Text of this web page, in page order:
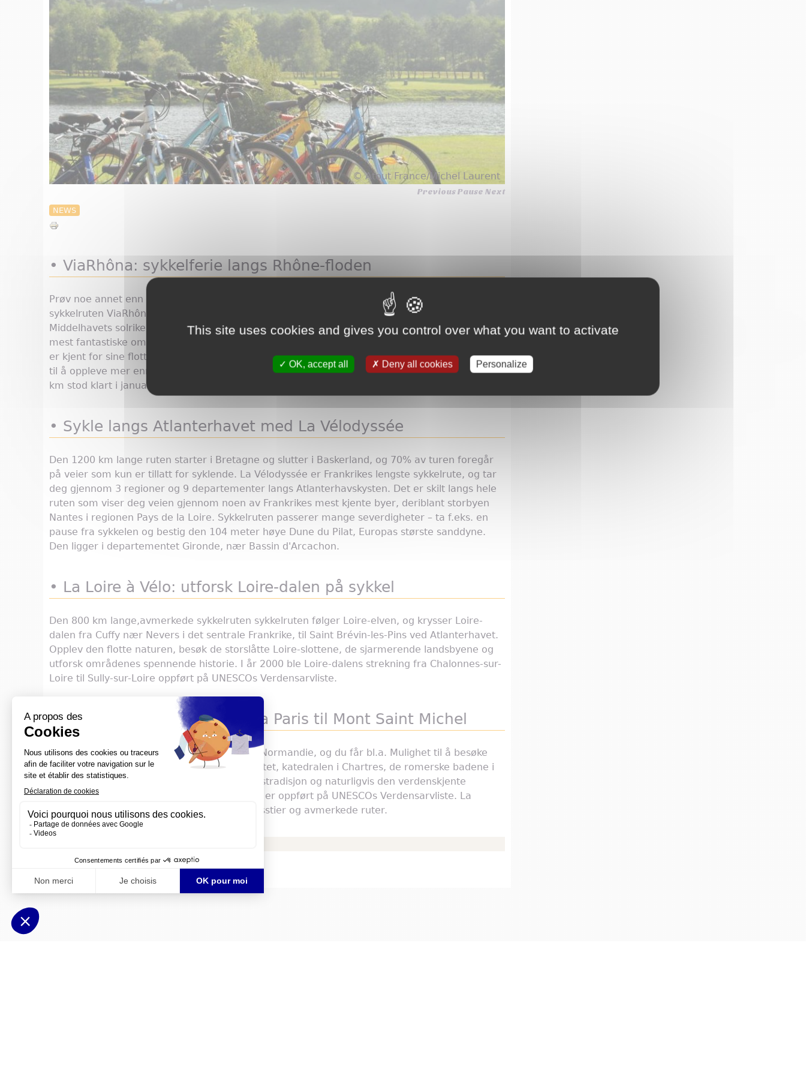
© Atout France/Michel Laurent
PreviousPause Next
NEWS
• ViaRhôna: sykkelferie langs Rhône-floden
Prøv noe annet enn den tradisjonelle bilferien – hopp på sykkelen og følg Rhône-elven via
sykkelruten ViaRhôna, som tar deg fra Léman-sjøen ved grensen til Sveits (ved Génève) ned til
Middelhavets solrike strender. Den 815 km lange, sikrede ruten krysser noen av Frankrikes
mest fantastiske områder, blant annet vinregionen Côtes du Rhône, samt Provence, som bl.a.
er kjent for sine flotte lavendelåkrer, oliventrær og sin mat. Med ViaRhôna får du muligheten
til å oppleve mer enn 2000 års historie og kulturarv. Prosjektet er stadig under utvikling; 621
km stod klart i januar 2017.
• Sykle langs Atlanterhavet med La Vélodyssée
Den 1200 km lange ruten starter i Bretagne og slutter i Baskerland, og 70% av turen foregår
på veier som kun er tillatt for syklende. La Vélodyssée er Frankrikes lengste sykkelrute, og tar
deg gjennom 3 regioner og 9 departementer langs Atlanterhavskysten. Det er skilt langs hele
ruten som viser deg veien gjennom noen av Frankrikes mest kjente byer, deriblant storbyen
Nantes i regionen Pays de la Loire. Sykkelruten passerer mange severdigheter – ta f.eks. en
pause fra sykkelen og bestig den 104 meter høye Dune du Pilat, Europas største sanddyne.
Den ligger i departementet Gironde, nær Bassin d'Arcachon.
• La Loire à Vélo: utforsk Loire-dalen på sykkel
Den 800 km lange,avmerkede sykkelruten sykkelruten følger Loire-elven, og krysser Loire-
dalen fra Cuffy nær Nevers i det sentrale Frankrike, til Saint Brévin-les-Pins ved Atlanterhavet.
Opplev den flotte naturen, besøk de storslåtte Loire-slottene, de sjarmerende landsbyene og
utforsk områdenes spennende historie. I år 2000 ble Loire-dalens strekning fra Chalonnes-sur-
Loire til Sully-sur-Loire oppført på UNESCOs Verdensarvliste.
• La Véloscénie: på sykkel fra Paris til Mont Saint Michel
Den 450 km lange ruten tar deg fra Paris til Normandie, og du får bl.a. Mulighet til å besøke
Versailles-slottet, Château de Maintenon-slottet, katedralen i Chartres, de romerske badene i
Bagnoles de l'Orne, Alençons kjente kniplingstradisjon og naturligvis den verdenskjente
tidevannsøya, Mont Saint Michel, hvorav alle er oppført på UNESCOs Verdensarvliste. La
Véloscénies ruter består av sykkelstier, skogsstier og avmerkede ruter.
ViaRhona - pressemappe
This site uses cookies and gives you control over what you want to activate
OK, accept all Deny all cookies Personalize